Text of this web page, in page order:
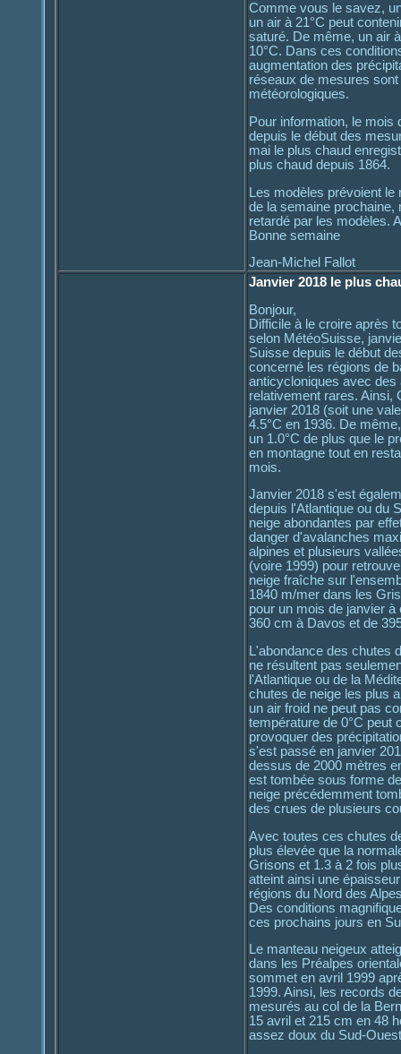
Comme vous le savez,
un air à 21°C peut
saturé. De même, un air
10°C. Dans ces
augmentation des
réseaux de mesures
météorologiques.
Pour information, le mois
depuis le début des
mai le plus chaud
plus chaud depuis 1864.
Les modèles prévoient le
de la semaine
retardé par les modèles.
Bonne semaine
Jean-Michel Fallot
Janvier 2018 le plus
Bonjour,
Difficile à le croire après
selon MétéoSuisse,
Suisse depuis le début
concerné les régions de
anticycloniques avec des
relativement rares. Ainsi,
janvier 2018 (soit une
4.5°C en 1936. De
un 1.0°C de plus que le
en montagne tout en
mois.
Janvier 2018 s'est
depuis l'Atlantique ou du
neige abondantes par
danger d'avalanches
alpines et plusieurs
(voire 1999) pour
neige fraîche sur
1840 m/mer dans les
pour un mois de janvier
360 cm à Davos et de
L'abondance des chutes
ne résultent pas
l'Atlantique ou de la
chutes de neige les plus
un air froid ne peut pas
température de 0°C peut
provoquer des
s'est passé en janvier
dessus de 2000 mètres
est tombée sous forme
neige précédemment
des crues de plusieurs
Avec toutes ces chutes
plus élevée que la
Grisons et 1.3 à 2 fois
atteint ainsi une
régions du Nord des
Des conditions
ces prochains jours en
Le manteau neigeux
dans les Préalpes
sommet en avril 1999
1999. Ainsi, les records
mesurés au col de la
15 avril et 215 cm en 48
assez doux du Sud-